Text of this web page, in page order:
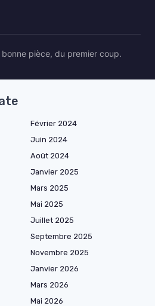
pièce, du premier coup.
Février 2024
Juin 2024
Août 2024
Janvier 2025
Mars 2025
Mai 2025
Juillet 2025
Septembre 2025
Novembre 2025
Janvier 2026
Mars 2026
Mai 2026